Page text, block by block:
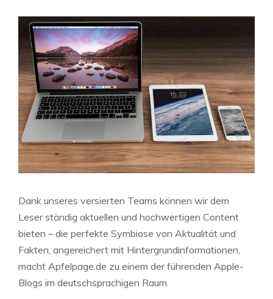
Dank unseres versierten Teams können wir dem
Leser ständig aktuellen und hochwertigen Content
bieten – die perfekte Symbiose von Aktualität und
Fakten, angereichert mit Hintergrundinformationen,
macht Apfelpage.de zu einem der führenden Apple-
Blogs im deutschsprachigen Raum.